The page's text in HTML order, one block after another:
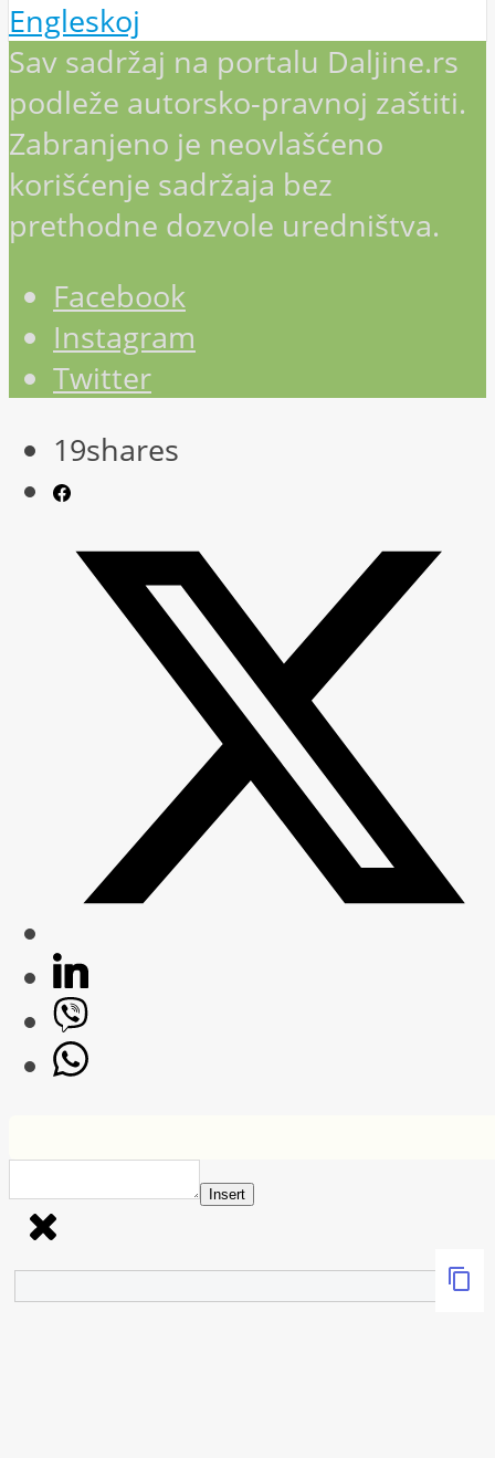
Engleskoj
Sav sadržaj na portalu Daljine.rs
podleže autorsko-pravnoj zaštiti.
Zabranjeno je neovlašćeno
korišćenje sadržaja bez
prethodne dozvole uredništva.
Facebook
Instagram
Twitter
19shares
Insert